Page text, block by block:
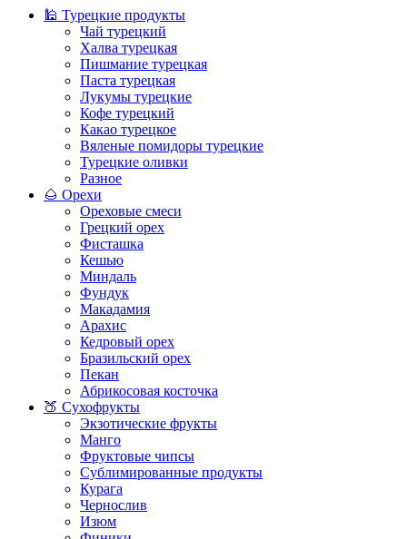
🕌 Турецкие продукты
Чай турецкий
Халва турецкая
Пишмание турецкая
Паста турецкая
Лукумы турецкие
Кофе турецкий
Какао турецкое
Вяленые помидоры турецкие
Турецкие оливки
Разное
🌰 Орехи
Ореховые смеси
Грецкий орех
Фисташка
Кешью
Миндаль
Фундук
Макадамия
Арахис
Кедровый орех
Бразильский орех
Пекан
Абрикосовая косточка
🍑 Сухофрукты
Экзотические фрукты
Манго
Фруктовые чипсы
Сублимированные продукты
Курага
Чернослив
Изюм